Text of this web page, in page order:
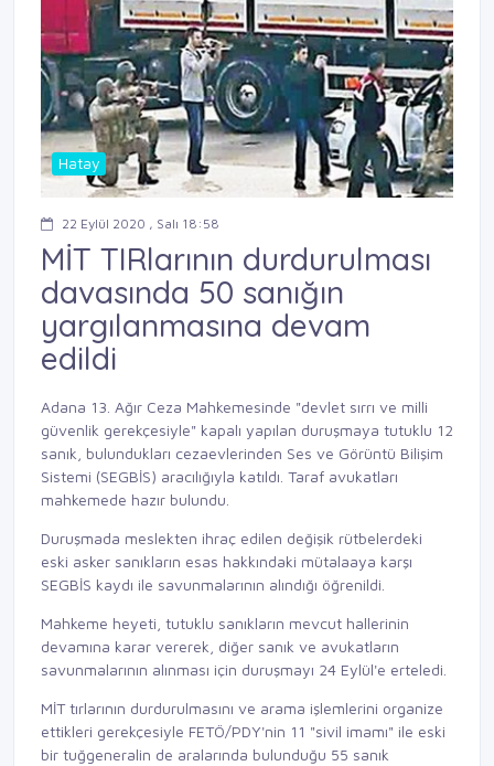
Hatay
22 Eylül 2020 , Salı 18:58
MİT TIRlarının durdurulması
davasında 50 sanığın
yargılanmasına devam
edildi
Adana 13. Ağır Ceza Mahkemesinde "devlet sırrı ve milli
güvenlik gerekçesiyle" kapalı yapılan duruşmaya tutuklu 12
sanık, bulundukları cezaevlerinden Ses ve Görüntü Bilişim
Sistemi (SEGBİS) aracılığıyla katıldı. Taraf avukatları
mahkemede hazır bulundu.
Duruşmada meslekten ihraç edilen değişik rütbelerdeki
eski asker sanıkların esas hakkındaki mütalaaya karşı
SEGBİS kaydı ile savunmalarının alındığı öğrenildi.
Mahkeme heyeti, tutuklu sanıkların mevcut hallerinin
devamına karar vererek, diğer sanık ve avukatların
savunmalarının alınması için duruşmayı 24 Eylül'e erteledi.
MİT tırlarının durdurulmasını ve arama işlemlerini organize
ettikleri gerekçesiyle FETÖ/PDY'nin 11 "sivil imamı" ile eski
bir tuğgeneralin de aralarında bulunduğu 55 sanık